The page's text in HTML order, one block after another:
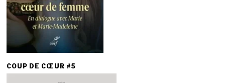
COUP DE CŒUR #5